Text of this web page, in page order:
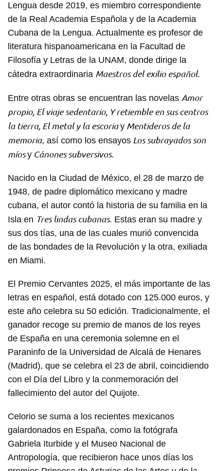
Guardar como favorito
Para poder guardar como favorito, primero has de
iniciar sesión con tu cuenta de 14ymedio.
Lengua desde 2019, es miembro correspondiente
de la Real Academia Española y de la Academia
Cubana de la Lengua. Actualmente es profesor de
literatura hispanoamericana en la Facultad de
Filosofía y Letras de la UNAM, donde dirige la
cátedra extraordinaria Maestros del exilio español.
Entre otras obras se encuentran las novelas Amor
propio, El viaje sedentario, Y retiemble en sus centros
la tierra, El metal y la escoriay Mentideros de la
memoria, así como los ensayos Los subrayados son
míosy Cánones subversivos.
Nacido en la Ciudad de México, el 28 de marzo de
1948, de padre diplomático mexicano y madre
cubana, el autor contó la historia de su familia en la
Isla en Tres lindas cubanas. Estas eran su madre y
sus dos tías, una de las cuales murió convencida
de las bondades de la Revolución y la otra, exiliada
en Miami.
El Premio Cervantes 2025, el más importante de las
letras en español, está dotado con 125.000 euros, y
este año celebra su 50 edición. Tradicionalmente, el
ganador recoge su premio de manos de los reyes
de España en una ceremonia solemne en el
Paraninfo de la Universidad de Alcalá de Henares
(Madrid), que se celebra el 23 de abril, coincidiendo
con el Día del Libro y la conmemoración del
fallecimiento del autor del Quijote.
Celorio se suma a los recientes mexicanos
galardonados en España, como la fotógrafa
Gabriela Iturbide y el Museo Nacional de
Antropología, que recibieron hace unos días los